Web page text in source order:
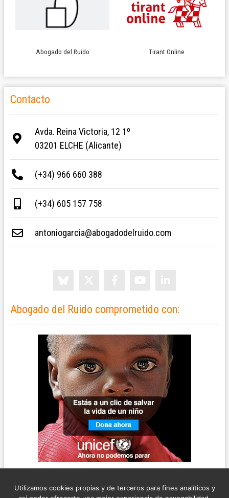
Abogado del Ruido Tirant Online
Contacto
Avda. Reina Victoria, 12 1º
03201 ELCHE (Alicante)
(+34) 966 660 388
(+34) 605 157 758
antoniogarcia@abogadodelruido.com
Abogado del Ruido comprometido con:
Utilizamos cookies propias y de terceros para fines analíticos y